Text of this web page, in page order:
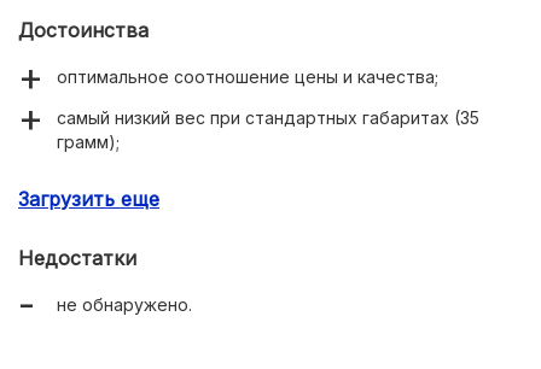
Достоинства
оптимальное соотношение цены и качества;
самый низкий вес при стандартных габаритах (35
грамм);
тубус);
рукояти).
Загрузить еще
Недостатки
не обнаружено.